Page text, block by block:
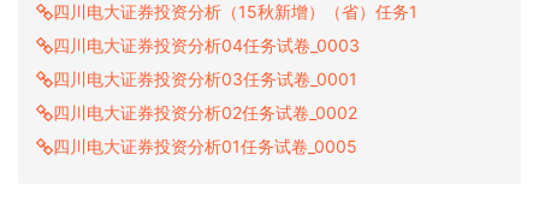
四川电大证券投资分析（15秋新增）（省）任务1
四川电大证券投资分析04任务试卷_0003
四川电大证券投资分析03任务试卷_0001
四川电大证券投资分析02任务试卷_0002
四川电大证券投资分析01任务试卷_0005